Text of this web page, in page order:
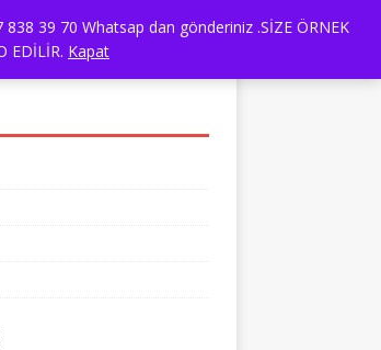
39 70 Whatsap dan gönderiniz .SİZE ÖRNEK
EDİLİR. Kapat
TÜM ÜRÜNLER